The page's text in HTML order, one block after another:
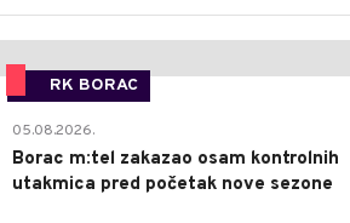
RK BORAC
05.08.2026.
Borac m:tel zakazao osam kontrolnih
utakmica pred početak nove sezone